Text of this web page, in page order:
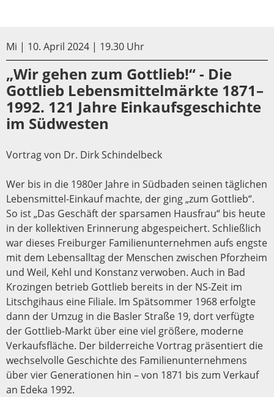
Mi | 10. April 2024 | 19.30 Uhr
„Wir gehen zum Gottlieb!“ - Die
Gottlieb Lebensmittelmärkte 1871–
1992. 121 Jahre Einkaufsgeschichte
im Südwesten
Vortrag von Dr. Dirk Schindelbeck
Wer bis in die 1980er Jahre in Südbaden seinen täglichen
Lebensmittel-Einkauf machte, der ging „zum Gottlieb“.
So ist „Das Geschäft der sparsamen Hausfrau“ bis heute
in der kollektiven Erinnerung abgespeichert. Schließlich
war dieses Freiburger Familienunternehmen aufs engste
mit dem Lebensalltag der Menschen zwischen Pforzheim
und Weil, Kehl und Konstanz verwoben. Auch in Bad
Krozingen betrieb Gottlieb bereits in der NS-Zeit im
Litschgihaus eine Filiale. Im Spätsommer 1968 erfolgte
dann der Umzug in die Basler Straße 19, dort verfügte
der Gottlieb-Markt über eine viel größere, moderne
Verkaufsfläche. Der bilderreiche Vortrag präsentiert die
wechselvolle Geschichte des Familienunternehmens
über vier Generationen hin – von 1871 bis zum Verkauf
an Edeka 1992.